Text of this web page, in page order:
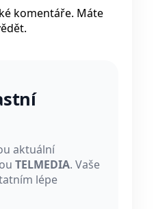
komentáře. Máte
aktuální
TELMEDIA. Vaše
lépe